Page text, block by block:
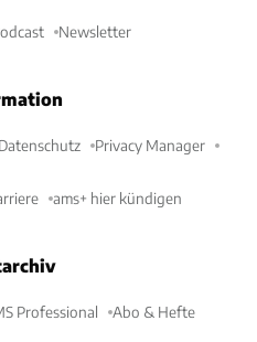
Newsletter
Datenschutz Privacy Manager
ams+ hier kündigen
Professional Abo & Hefte